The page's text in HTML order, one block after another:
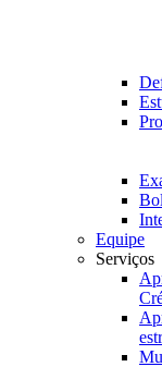
Equipe
Serviços